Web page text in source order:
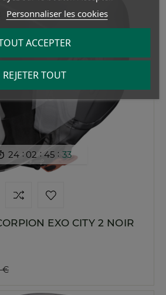
24 : 02 : 45 : 32
EXO CITY 2 NOIR
€
Personnaliser les cookies
REJETER TOUT
ACCEPTER